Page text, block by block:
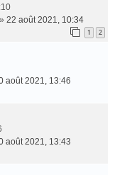
» 22 août 2021, 10:34
1 2
août 2021, 13:46
août 2021, 13:43